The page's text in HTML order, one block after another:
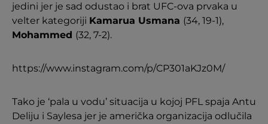
jedini jer je sad odustao i brat UFC-ova prvaka u
velter kategoriji Kamarua Usmana (34, 19-1),
Mohammed (32, 7-2).
https://www.instagram.com/p/CP301aKJz0M/
Tako je ‘pala u vodu’ situacija u kojoj PFL spaja Antu
Deliju i Saylesa jer je američka organizacija odlučila